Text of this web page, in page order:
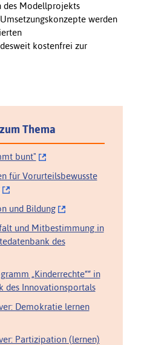
des Modellprojekts
werden
kostenfrei zur
Thema
bunt"
für Vorurteilsbewusste
und Bildung
und Mitbestimmung in
des
„Kinderrechte““ in
des Innovationsportals
Demokratie lernen
Partizipation (lernen)